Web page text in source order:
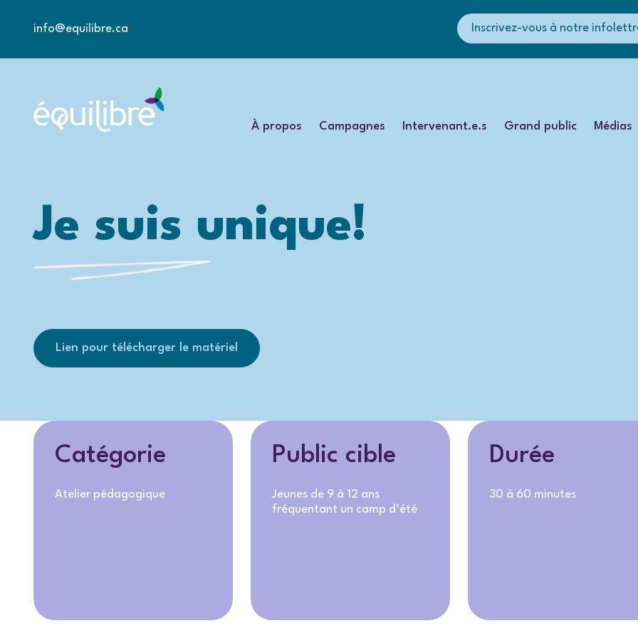
info@equilibre.ca Inscrivez-vous à notre
À propos Campagnes Intervenant.e.s Grand public Médias
Je suis unique!
Lien pour télécharger le matériel
Catégorie
Atelier pédagogique
Public cible
Jeunes de 9 à 12 ans
fréquentant un camp d’été
Durée
30 à 60 minutes